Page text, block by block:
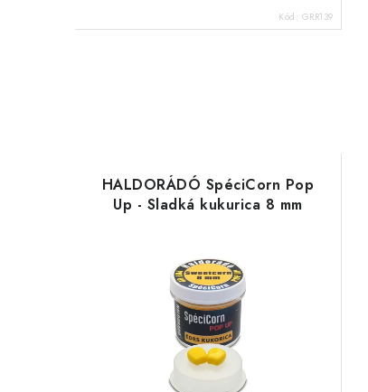
Kód: GRR139
HALDORÁDÓ SpéciCorn Pop
Up - Sladká kukurica 8 mm